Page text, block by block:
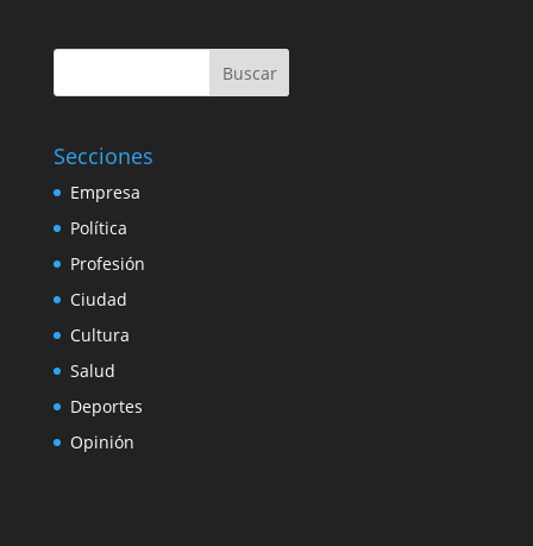
Buscar
Secciones
Empresa
Política
Profesión
Ciudad
Cultura
Salud
Deportes
Opinión